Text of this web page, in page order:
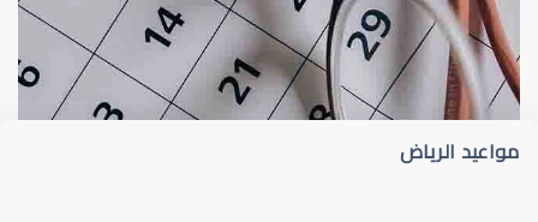
قلوبال لرعاية العين ضعف نظر
مواعيد الرياض